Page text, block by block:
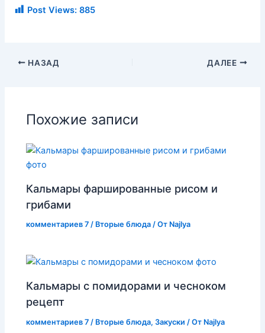
Post Views: 885
НАЗАД ДАЛЕЕ
Похожие записи
Кальмары фаршированные рисом и
грибами
комментариев 7 / Вторые блюда / От Najlya
Кальмары с помидорами и чесноком
рецепт
комментариев 7 / Вторые блюда,Закуски / От Najlya